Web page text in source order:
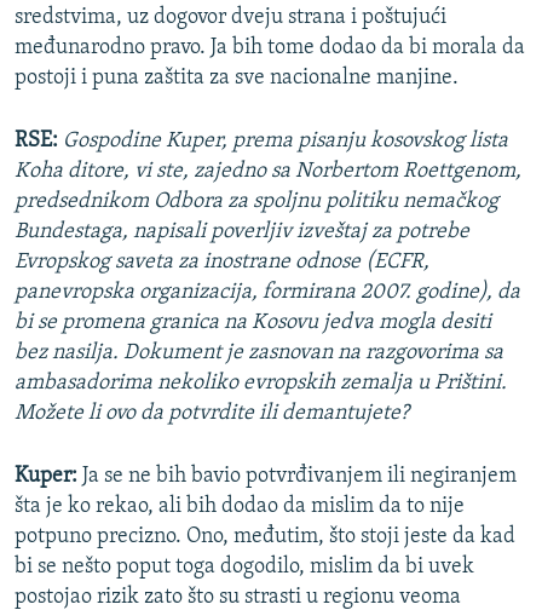
sredstvima, uz dogovor dveju strana i poštujući
međunarodno pravo. Ja bih tome dodao da bi morala da
postoji i puna zaštita za sve nacionalne manjine.
RSE: Gospodine Kuper, prema pisanju kosovskog lista
Koha ditore, vi ste, zajedno sa Norbertom Roettgenom,
predsednikom Odbora za spoljnu politiku nemačkog
Bundestaga, napisali poverljiv izveštaj za potrebe
Evropskog saveta za inostrane odnose (ECFR,
panevropska organizacija, formirana 2007. godine), da
bi se promena granica na Kosovu jedva mogla desiti
bez nasilja. Dokument je zasnovan na razgovorima sa
ambasadorima nekoliko evropskih zemalja u Prištini.
Možete li ovo da potvrdite ili demantujete?
Kuper: Ja se ne bih bavio potvrđivanjem ili negiranjem
šta je ko rekao, ali bih dodao da mislim da to nije
potpuno precizno. Ono, međutim, što stoji jeste da kad
bi se nešto poput toga dogodilo, mislim da bi uvek
postojao rizik zato što su strasti u regionu veoma